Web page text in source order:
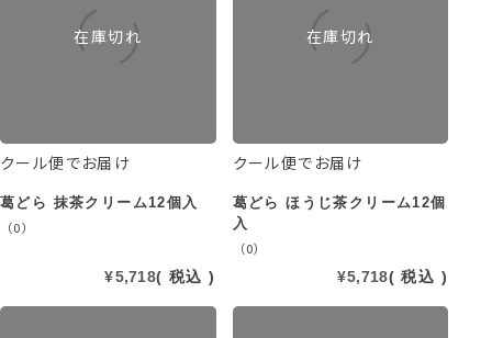
在庫切れ
クール便でお届け
葛どら 抹茶クリーム12個入
（0）
¥5,718 税込
在庫切れ
クール便でお届け
葛どら ほうじ茶クリーム12個
入
（0）
¥5,718 税込